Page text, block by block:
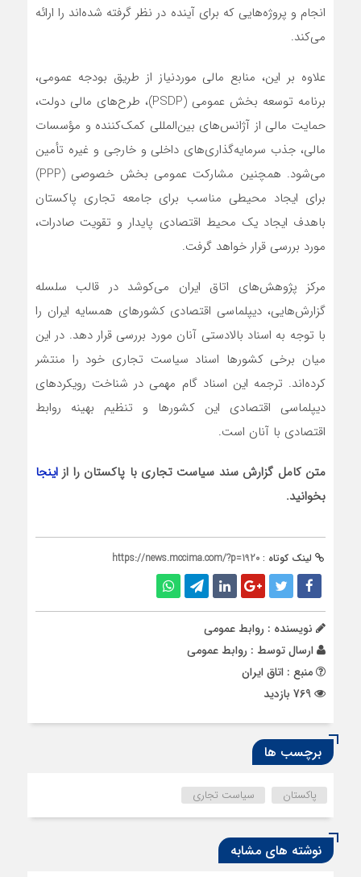
انجام و پروژه‌هایی که برای آینده در نظر گرفته شده‌اند را ارائه
می‌کند.
علاوه بر این، منابع مالی موردنیاز از طریق بودجه عمومی،
برنامه توسعه بخش عمومی (PSDP)، طرح‌های مالی دولت،
حمایت مالی از آژانس‌های بین‌المللی کمک‌کننده و مؤسسات
مالی، جذب سرمایه‌گذاری‌های داخلی و خارجی و غیره تأمین
می‌شود. همچنین مشارکت عمومی بخش خصوصی (PPP)
برای ایجاد محیطی مناسب برای جامعه تجاری پاکستان
باهدف ایجاد یک محیط اقتصادی پایدار و تقویت صادرات،
مورد بررسی قرار خواهد گرفت.
مرکز پژوهش‌های اتاق ایران می‌کوشد در قالب سلسله
گزارش‌هایی، دیپلماسی اقتصادی کشورهای همسایه ایران را
با توجه به اسناد بالادستی آنان مورد بررسی قرار دهد. در این
میان برخی کشورها اسناد سیاست تجاری خود را منتشر
کرده‌اند. ترجمه این اسناد گام مهمی در شناخت رویکردهای
دیپلماسی اقتصادی این کشورها و تنظیم بهینه روابط
اقتصادی با آنان است.
متن کامل گزارش سند سیاست تجاری با پاکستان را از اینجا
بخوانید.
لینک کوتاه : https://news.mccima.com/?p=1920
نویسنده : روابط عمومی
ارسال توسط : روابط عمومی
منبع : اتاق ایران
برچسب ها
پاکستان سیاست تجاری
نوشته های مشابه